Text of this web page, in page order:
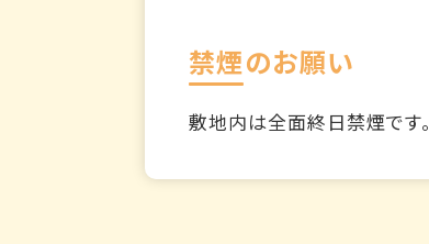
禁煙のお願い
敷地内は全面終日禁煙です。